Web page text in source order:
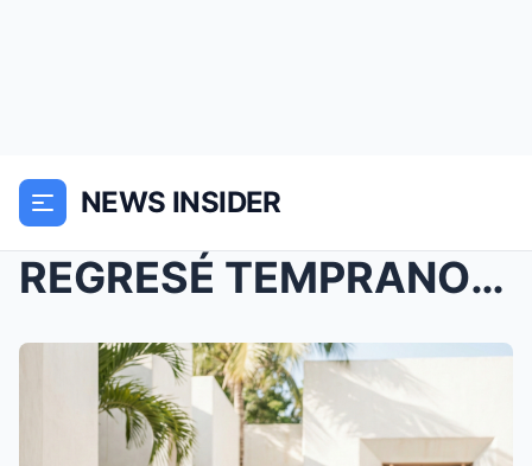
NEWS INSIDER
REGRESÉ TEMPRANO A MI MANSIÓN Y ENCONTRÉ A LA EMPL...